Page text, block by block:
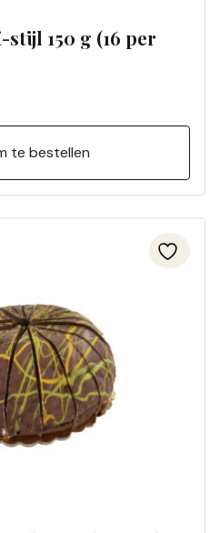
150 g (16 per
te bestellen